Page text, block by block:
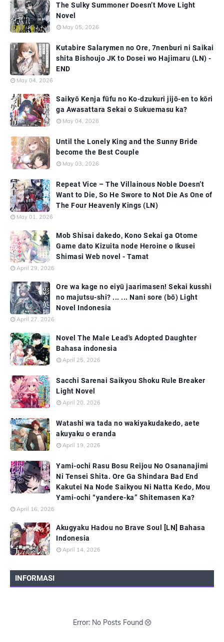
The Sulky Summoner Doesn’t Move Light
Novel
May 05, 2026
Kutabire Salarymen no Ore, 7nenburi ni Saikai
shita Bishoujo JK to Dosei wo Hajimaru (LN) -
END
May 04, 2026
Saikyō Kenja fūfu no Ko-dzukuri jijō-en to kōri
ga Awasattara Sekai o Sukuemasu ka?
May 04, 2026
Until the Lonely King and the Sunny Bride
become the Best Couple
May 03, 2026
Repeat Vice – The Villainous Noble Doesn’t
Want to Die, So He Swore to Not Die As One of
The Four Heavenly Kings (LN)
May 01, 2026
Mob Shisai dakedo, Kono Sekai ga Otome
Game dato Kizuita node Heroine o Ikusei
Shimasi Web novel - Tamat
April 29, 2026
Ore wa kage no eiyū jaarimasen! Sekai kusshi
no majutsu-shi? ... ... Nani sore (bō) Light
Novel Indonesia
April 27, 2026
Novel The Male Lead's Adopted Daughter
Bahasa indonesia
April 25, 2026
Sacchi Sarenai Saikyou Shoku Rule Breaker
Light Novel
April 20, 2026
Watashi wa tada no wakiyakudakedo, aete
akuyaku o eranda
April 19, 2026
Yami-ochi Rasu Bosu Reijou No Osananajimi
Ni Tensei Shita. Ore Ga Shindara Bad End
Kakutei Na Node Saikyou Ni Natta Kedo, Mou
Yami-ochi “yandere-ka” Shitemasen Ka?
April 16, 2026
Akugyaku Hadou no Brave Soul [LN] Bahasa
Indonesia
April 14, 2026
INFORMASI
Error: No Posts Found